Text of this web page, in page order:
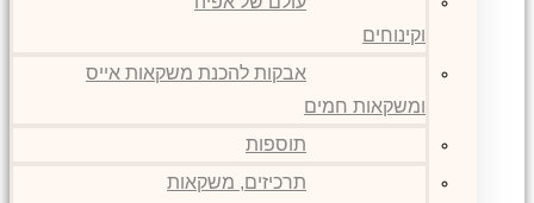
וקינוחים
אבקות להכנת משקאות אייס
ומשקאות חמים
תוספות
תרכיזים, משקאות